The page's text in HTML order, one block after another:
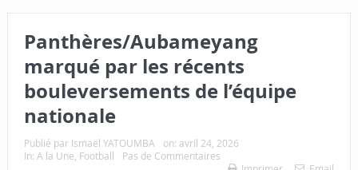
Panthères/Aubameyang
marqué par les récents
bouleversements de l’équipe
nationale
Publié par Ismaël YATOUMBA on: avril 24, 2026
In: A la Une Football
Pas de Commentaires